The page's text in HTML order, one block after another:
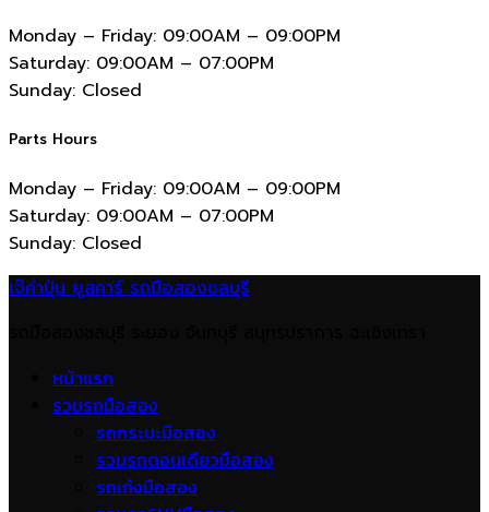
Monday – Friday: 09:00AM – 09:00PM
Saturday: 09:00AM – 07:00PM
Sunday: Closed
Parts Hours
Monday – Friday: 09:00AM – 09:00PM
Saturday: 09:00AM – 07:00PM
Sunday: Closed
เจ๊คำปุ่น ยูสคาร์ รถมือสองชลบุรี
หน้าแรก
รวมรถมือสอง
รถกระบะมือสอง
รวมรถตอนเดียวมือสอง
รถเก๋งมือสอง